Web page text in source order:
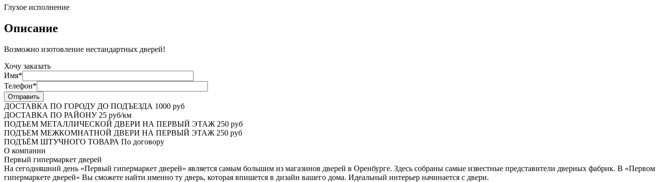
Глухое исполнение
Описание
Возможно изотовление нестандартных дверей!
Хочу заказать
Имя*
Телефон*
ДОСТАВКА ПО ГОРОДУ ДО ПОДЪЕЗДА 1000 руб
ДОСТАВКА ПО РАЙОНУ25 руб/км
ПОДЪЕМ МЕТАЛЛИЧЕСКОЙ ДВЕРИ НА ПЕРВЫЙ ЭТАЖ 250 руб
ПОДЪЕМ МЕЖКОМНАТНОЙ ДВЕРИ НА ПЕРВЫЙ ЭТАЖ 250 руб
ПОДЪЁМ ШТУЧНОГО ТОВАРА По договору
О компании
Первый гипермаркет дверей
На сегодняшний день «Первый гипермаркет дверей» является самым большим из магазинов дверей в Оренбурге. Здесь собраны самые известные представители дверных фабрик. В «Первом
гипермаркете дверей» Вы сможете найти именно ту дверь, которая впишется в дизайн вашего дома. Идеальный интерьер начинается с двери.